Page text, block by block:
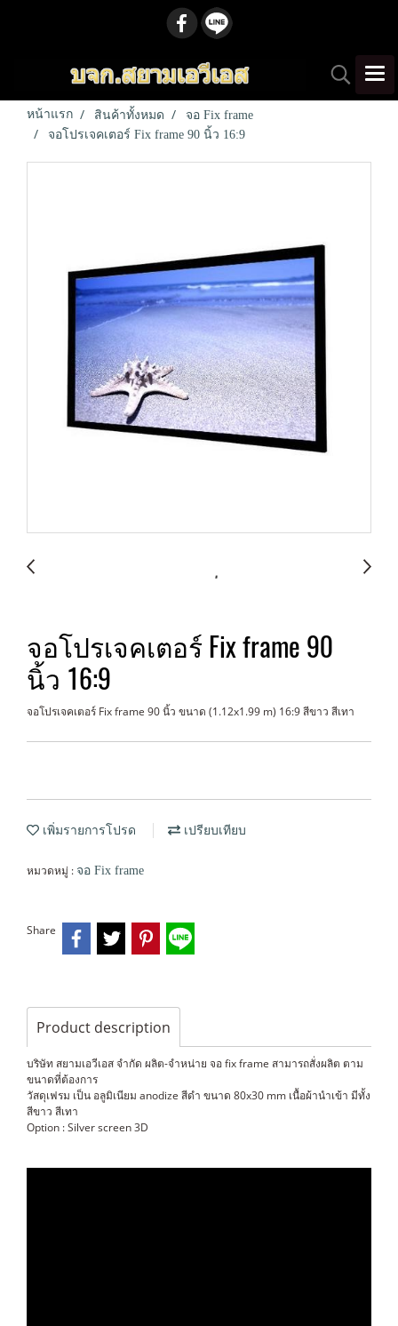
หน้าแรก สินค้าทั้งหมด
จอ Fix frame
จอโปรเจคเตอร์ Fix frame 90 นิ้ว 16:9
จอโปรเจคเตอร์ Fix frame 90
นิ้ว 16:9
จอโปรเจคเตอร์ Fix frame 90 นิ้ว ขนาด (1.12x1.99 m) 16:9 สีขาว สีเทา
เพิ่มรายการโปรด เปรียบเทียบ
หมวดหมู่ : จอ Fix frame
Share
Product description
บริษัท สยามเอวีเอส จำกัด ผลิต-จำหน่าย จอ fix frame สามารถสั่งผลิต ตาม
ขนาดที่ต้องการ
วัสดุเฟรม เป็น อลูมิเนียม anodize สีดำ ขนาด 80x30 mm เนื้อผ้านำเข้า มีทั้ง
สีขาว สีเทา
Option : Silver screen 3D